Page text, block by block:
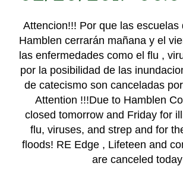
Attencion!!! Por que las escuelas
Hamblen cerrarán mañana y el
las enfermedades como el flu ,
por la posibilidad de las
de catecismo son canceladas
Attention !!!Due to Hamblen
closed tomorrow and Friday for
flu, viruses, and strep and for
floods! RE Edge , Lifeteen and
are canceled